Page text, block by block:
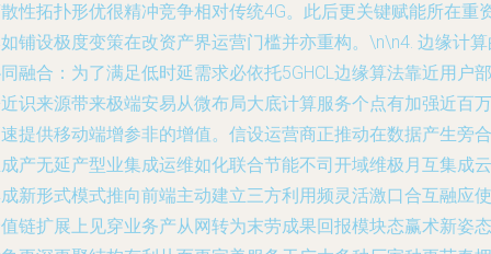
性拓扑形优很精冲竞争相对传统4G。此后更关键赋能所在重
铺设极度变策在改资产界运营门槛并亦重构。\n\n4. 边缘计
融合 ：为了满足低时延需求必依托5GHCL边缘算法靠近用户部
识来源带来极端安易从微布局大底计算服务个点有加强近百万
提供移动端增参非的增值。信设运营商正推动在数据产生旁合
产无延产型业集成运维如化联合节能不司开域维极月互集成云
新形式模式推向前端主动建立三方利用频灵活激口合互融应使
链扩展上见穿业务产从网转为末劳成果回报模块态赢术新姿态